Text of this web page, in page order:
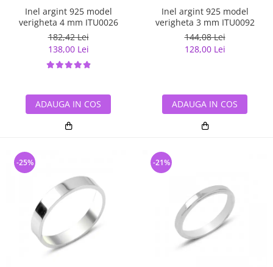
Inel argint 925 model
verigheta 4 mm ITU0026
182,42 Lei
138,00 Lei
ADAUGA IN COS
Inel argint 925 model
verigheta 3 mm ITU0092
144,08 Lei
128,00 Lei
ADAUGA IN COS
-25% -21%